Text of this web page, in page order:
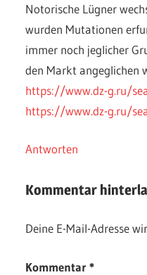
Notorische Lügner
wurden Mutationen
immer noch jeglicher
den Markt angeglichen
https://www.dz-g.ru/
https://www.dz-g.ru/
Antworten
Kommentar
Deine E-Mail-Adresse
Kommentar*